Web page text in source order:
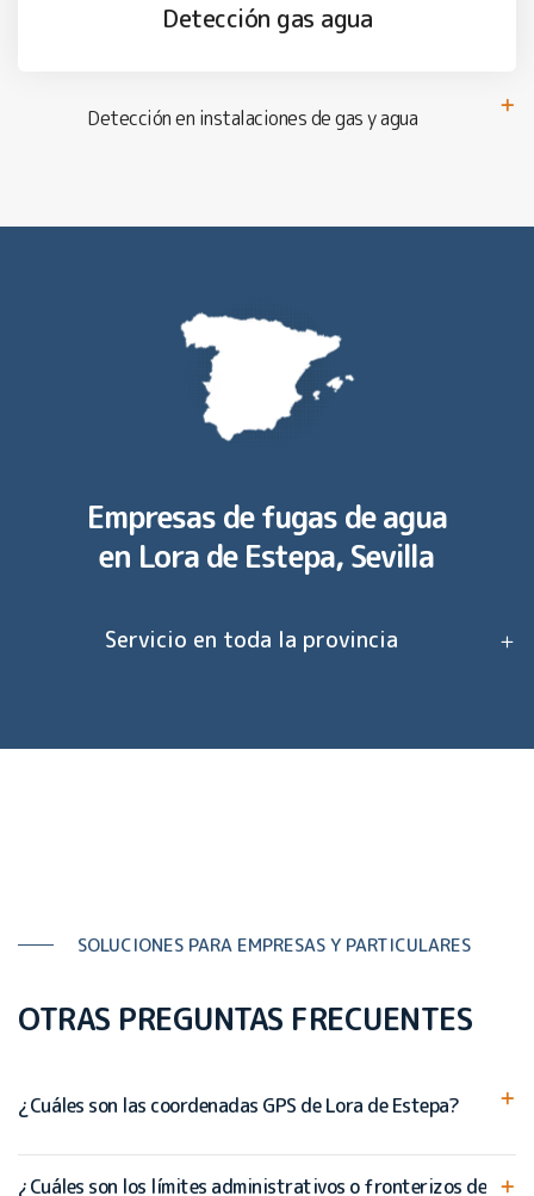
Detección gas agua
Detección en instalaciones de gas y agua
Empresas de fugas de agua
en Lora de Estepa, Sevilla
Servicio en toda la provincia
SOLUCIONES PARA EMPRESAS Y PARTICULARES
OTRAS PREGUNTAS FRECUENTES
¿Cuáles son las coordenadas GPS de Lora de Estepa?
¿Cuáles son los límites administrativos o fronterizos de